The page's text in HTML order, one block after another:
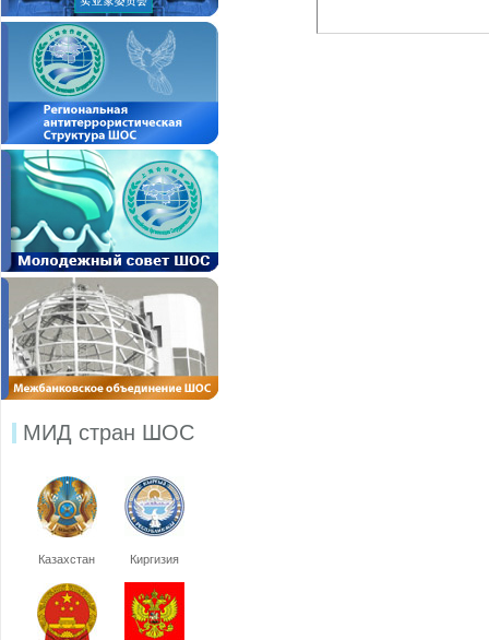
МИД стран ШОС
Казахстан Киргизия